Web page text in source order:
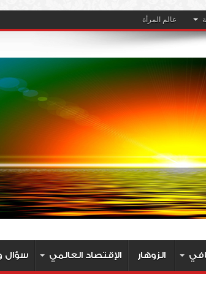
عالم المرأة
الزوهار الإقتصاد العالمي سؤال